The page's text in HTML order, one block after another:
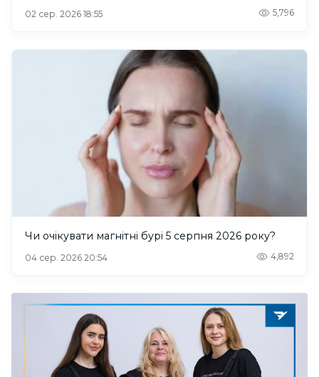
02 сер. 2026 18:55 5,796
Чи очікувати магнітні бурі 5 серпня 2026 року?
04 сер. 2026 20:54 4,892